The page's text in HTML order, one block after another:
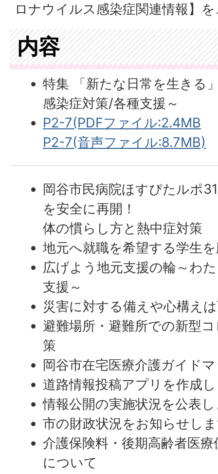
ロナウイルス感染症関連情報】
内容
特集 「新たな日常を生きる
感染症対策/各種支援～
P2-7(PDFファイル:2.4MB
P2-7(音声ファイル:8.7MB)
岡谷市民病院ほすぴたルポ
を安全に再開！
体の慣らし方と熱中症対策
地元へ就職を希望する学生
広げよう地元支援の輪～わ
支援～
災害に対する備えや心構え
避難場所・避難所での新型
策
岡谷市在宅医療介護ガイド
道路情報投稿アプリを作成
情報公開の実施状況を公表
市の財政状況をお知らせし
介護保険料・後期高齢者医
について